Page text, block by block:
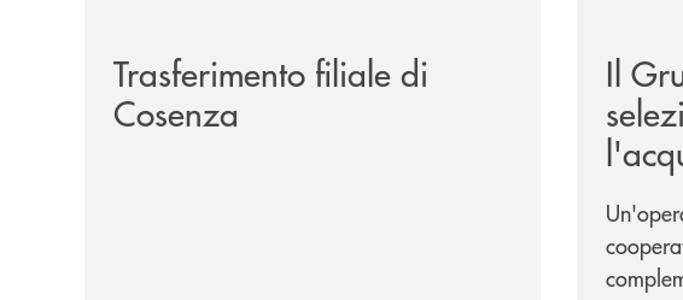
Trasferimento filiale di
Cosenza
Il